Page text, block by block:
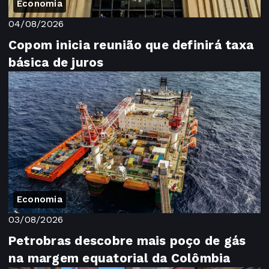
Economia
04/08/2026
Copom inicia reunião que definirá taxa
básica de juros
Economia
03/08/2026
Petrobras descobre mais poço de gás
na margem equatorial da Colômbia